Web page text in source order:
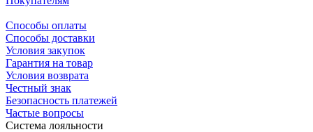
Способы оплаты
Способы доставки
Условия закупок
Гарантия на товар
Условия возврата
Честный знак
Безопасность платежей
Частые вопросы
Система лояльности